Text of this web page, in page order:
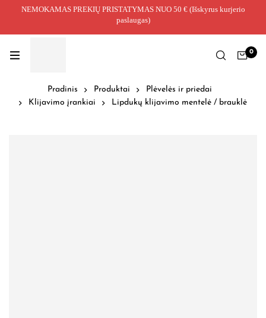
NEMOKAMAS PREKIŲ PRISTATYMAS NUO 50 € (Išskyrus kurjerio
paslaugas)
0
Pradinis Produktai
Plėvelės ir priedai
Klijavimo įrankiai
Lipdukų klijavimo mentelė / brauklė